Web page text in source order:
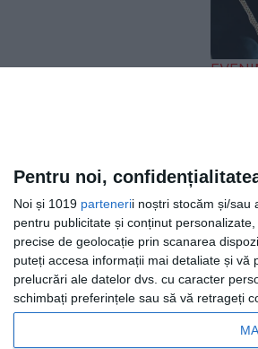
Pentru noi,
Noi și 1019 partenerii noștri stocăm și/sau
pentru publicitate și conținut
precise de geolocație prin scanarea
puteți accesa informații mai detaliate și
prelucrări ale datelor dvs. cu caracter
schimbați preferințele sau să vă retrageți